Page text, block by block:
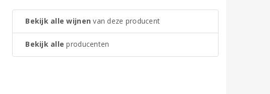
Bekijk alle wijnen van deze producent
Bekijk alle producenten